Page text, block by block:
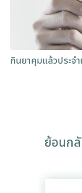
กินยาคุมแล้วประจ
ย้อนก